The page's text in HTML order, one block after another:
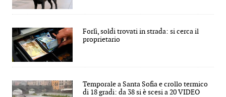
Forlì, soldi trovati in strada: si cerca il
proprietario
Temporale a Santa Sofia e crollo termico
di 18 gradi: da 38 si è scesi a 20 VIDEO